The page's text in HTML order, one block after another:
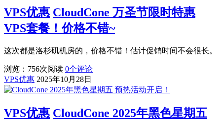
VPS优惠 CloudCone 万圣节限时特惠
VPS套餐！价格不错~
这次都是洛杉矶机房的，价格不错！估计促销时间不会很长。
浏览：756次阅读 0个评论
VPS优惠 2025年10月28日
VPS优惠 CloudCone 2025年黑色星期五